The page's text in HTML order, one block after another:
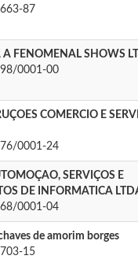
87
A FENOMENAL SHOWS
0001-00
COMERCIO E
0001-24
SERVIÇOS E
DE INFORMATICA
0001-04
de amorim borges
15